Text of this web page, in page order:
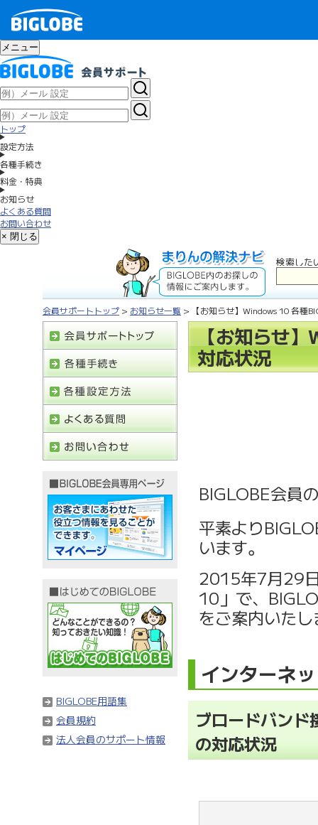
メニュー
トップ
設定方法
各種手続き
料金・特典
お知らせ
よくある質問
お問い合わせ
× 閉じる
検索した
会員サポートトップ > お知らせ一覧 > 【お知らせ】Windows 10 各種
【お知らせ
対応状況
BIGLOBE会員
平素より
います。
2015年7月29
10」で、
をご案内いた
インターネ
ブロードバンド
の対応状況
BIGLOBE用語集
会員規約
法人会員のサポート情報